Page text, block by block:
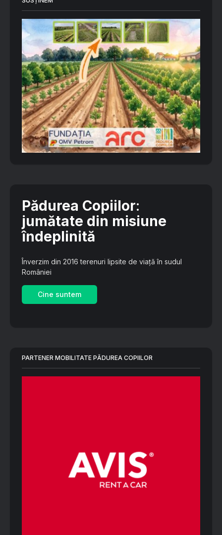
Pădurea Copiilor:
jumătate din misiune
îndeplinită
Înverzim din 2016 terenuri lipsite de viață în sudul
României
Cine suntem
PARTENER MOBILITATE PĂDUREA COPIILOR